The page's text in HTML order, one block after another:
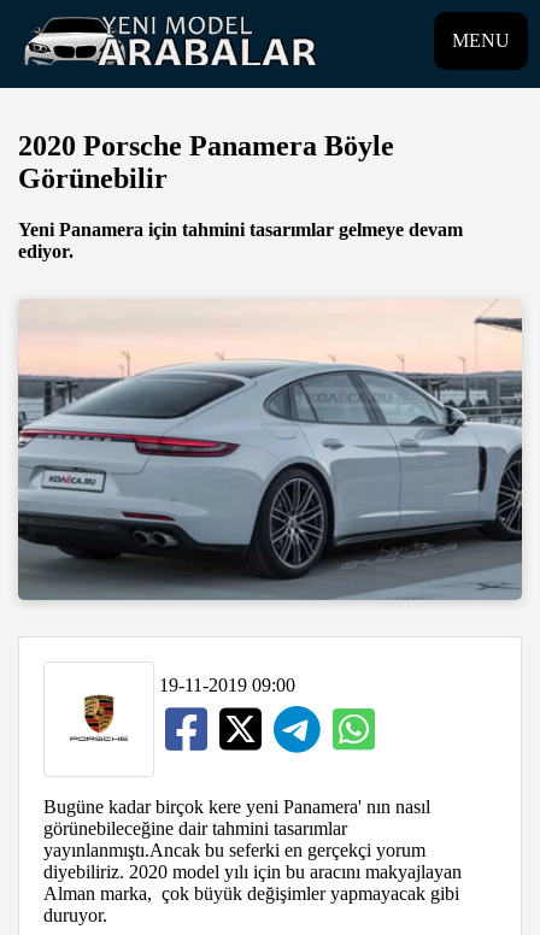
MENU
2020 Porsche Panamera Böyle
Görünebilir
Yeni Panamera için tahmini tasarımlar gelmeye devam
ediyor.
19-11-2019 09:00
Bugüne kadar birçok kere yeni Panamera' nın nasıl
görünebileceğine dair tahmini tasarımlar
yayınlanmıştı.Ancak bu seferki en gerçekçi yorum
diyebiliriz. 2020 model yılı için bu aracını makyajlayan
Alman marka, çok büyük değişimler yapmayacak gibi
duruyor.